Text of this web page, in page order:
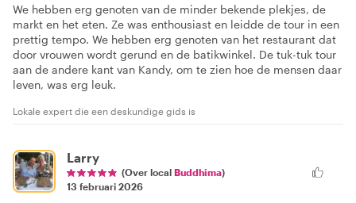
We hebben erg genoten van de minder bekende plekjes, de
markt en het eten. Ze was enthousiast en leidde de tour in een
prettig tempo. We hebben erg genoten van het restaurant dat
door vrouwen wordt gerund en de batikwinkel. De tuk-tuk tour
aan de andere kant van Kandy, om te zien hoe de mensen daar
leven, was erg leuk.
Lokale expert die een deskundige gids is
Larry
(Over local Buddhima)
13 februari 2026